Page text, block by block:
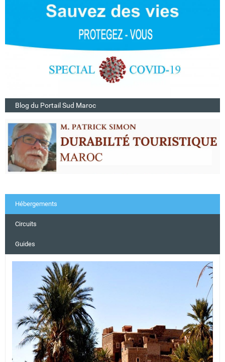
Blog du Portail Sud Maroc
Hébergements
Circuits
Guides